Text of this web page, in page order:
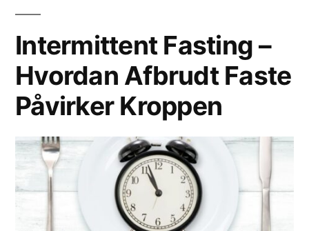
Intermittent Fasting –
Hvordan Afbrudt Faste
Påvirker Kroppen